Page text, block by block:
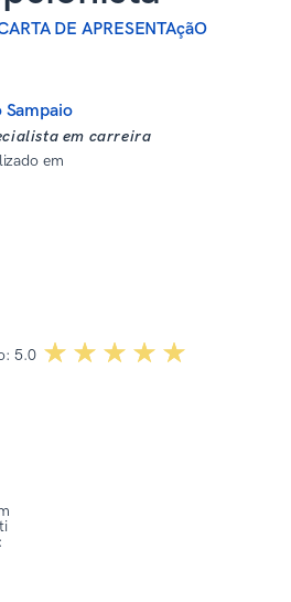
DE APRESENTAçãO
Sampaio
em carreira
em
5.0 ☆☆☆☆☆
★★★★★